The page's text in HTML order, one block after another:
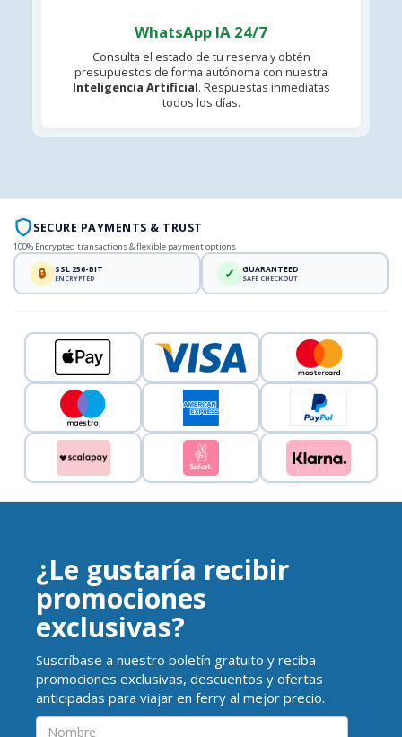
WhatsApp IA 24/7
Consulta el estado de tu reserva y obtén
presupuestos de forma autónoma con nuestra
Inteligencia Artificial. Respuestas inmediatas
todos los días.
SECURE PAYMENTS & TRUST
100% Encrypted transactions & flexible payment options
🔒 SSL 256-BIT
ENCRYPTED ✓ GUARANTEED
SAFE CHECKOUT
¿Le gustaría recibir
promociones
exclusivas?
Suscríbase a nuestro boletín gratuito y reciba
promociones exclusivas, descuentos y ofertas
anticipadas para viajar en ferry al mejor precio.